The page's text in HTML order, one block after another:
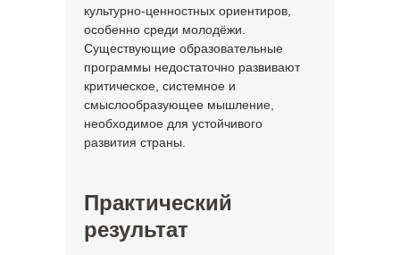
культурно-ценностных ориентиров,
особенно среди молодёжи.
Существующие образовательные
программы недостаточно развивают
критическое, системное и
смыслообразующее мышление,
необходимое для устойчивого
развития страны.
Практический
результат